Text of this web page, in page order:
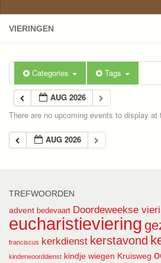
VIERINGEN
Categories Tags
AUG 2026
There are no upcoming events to display at
AUG 2026
TREFWOORDEN
advent bedevaart Doordeweekse
eucharistieviering
franciscus kerkdienst kerstavond
kinderwoorddienst kindje wiegen Kruisweg